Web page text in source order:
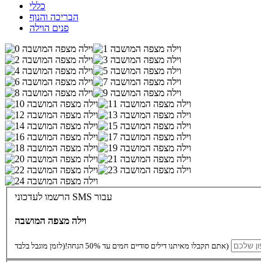
כללי
הבריכה והנוף
פנים הוילה
הרשמו לעדכוני SMS עבור
וילה מצפה המושבה
אתם תקבלו מאיתנו דילים סודיים חמים עד 50% הנחה!(לזמן מוגבל בלבד)